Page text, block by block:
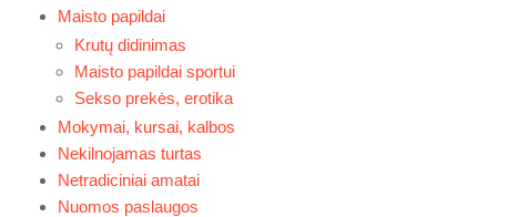
Maisto papildai
Krutų didinimas
Maisto papildai sportui
Sekso prekės, erotika
Mokymai, kursai, kalbos
Nekilnojamas turtas
Netradiciniai amatai
Nuomos paslaugos